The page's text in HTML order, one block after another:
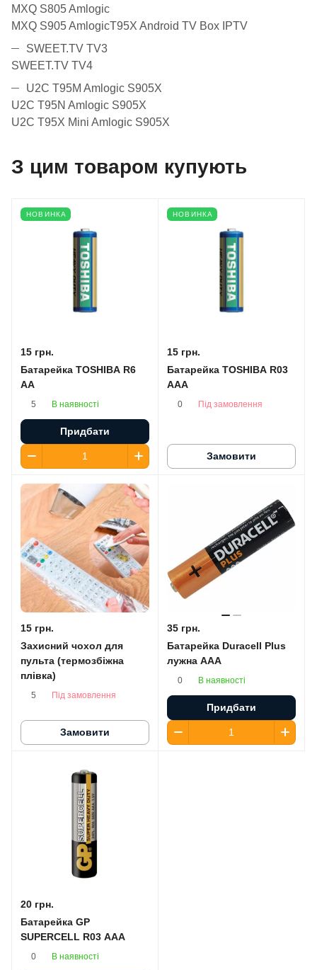
MXQ S805 Amlogic
MXQ S905 AmlogicT95X Android TV Box IPTV
SWEET.TV TV3
SWEET.TV TV4
U2C T95M Amlogic S905X
U2C T95N Amlogic S905X
U2C T95X Mini Amlogic S905X
З цим товаром купують
НОВИНКА
15 грн.
Батарейка TOSHIBA R6
AA
5 В наявності
Придбати
НОВИНКА
15 грн.
Батарейка TOSHIBA R03
AAA
0 Під замовлення
Замовити
15 грн.
Захисний чохол для
пульта (термозбіжна
плівка)
5 Під замовлення
Замовити
35 грн.
Батарейка Duracell Plus
лужна AАA
0 В наявності
Придбати
20 грн.
Батарейка GP
SUPERCELL R03 AAA
0 В наявності